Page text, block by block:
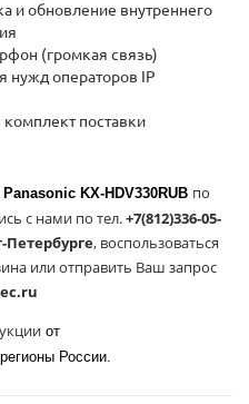
и обновление внутреннего
(громкая связь)
нужд операторов IP
комплект поставки
KX-HDV330RUB по
с нами по тел.+7(812)336-05-
Петербурге, воспользоваться
или отправить Ваш запрос
от
России.